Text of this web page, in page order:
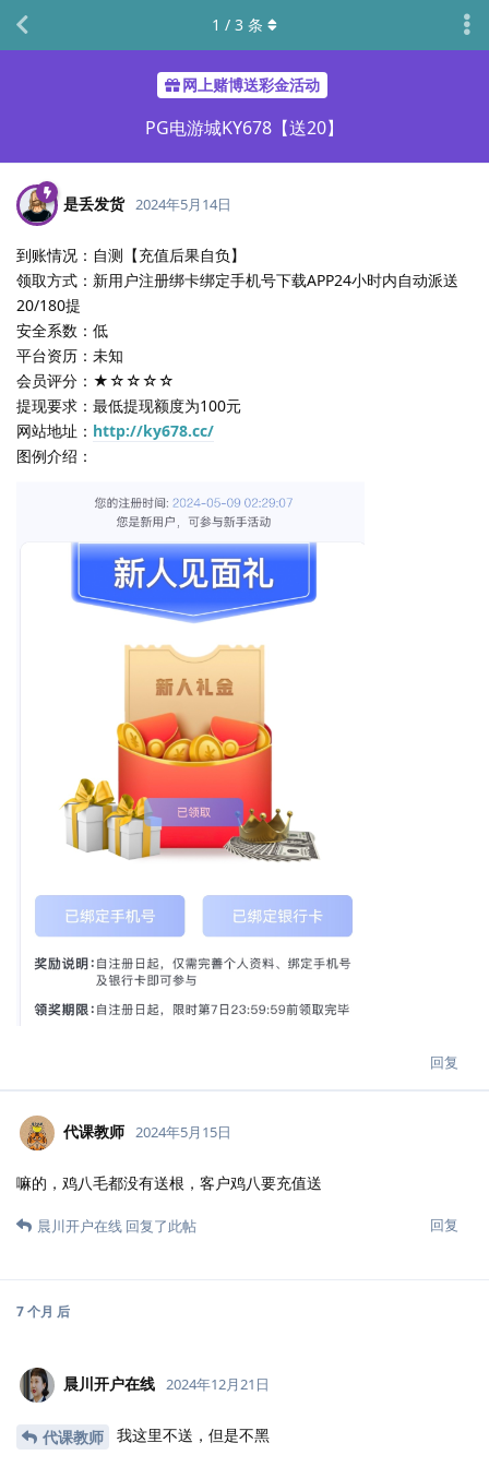
网上赌博送彩金活动
PG电游城KY678【送20】
1 / 3 条
是丢发货 2024年5月14日
到账情况：自测【充值后果自负】
领取方式：新用户注册绑卡绑定手机号下载APP24小时内自动派送
20/180提
安全系数：低
平台资历：未知
会员评分：★☆☆☆☆
提现要求：最低提现额度为100元
网站地址： http://ky678.cc/
图例介绍：
回复
代课教师 2024年5月15日
嘛的，鸡八毛都没有送根，客户鸡八要充值送
回复
晨川开户在线 回复了此帖
7 个月 后
晨川开户在线 2024年12月21日
代课教师 我这里不送，但是不黑